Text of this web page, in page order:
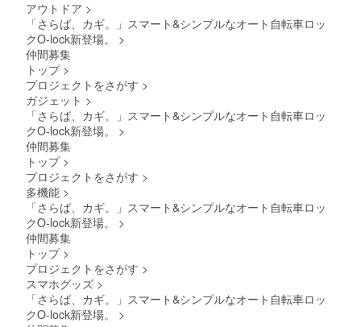
アウトドア >
「さらば、カギ。」スマート&シンプルなオート自転車ロッ
クO-lock新登場。
>
仲間募集
トップ >
プロジェクトをさがす >
ガジェット >
「さらば、カギ。」スマート&シンプルなオート自転車ロッ
クO-lock新登場。
>
仲間募集
トップ >
プロジェクトをさがす >
多機能 >
「さらば、カギ。」スマート&シンプルなオート自転車ロッ
クO-lock新登場。
>
仲間募集
トップ >
プロジェクトをさがす >
スマホグッズ >
「さらば、カギ。」スマート&シンプルなオート自転車ロッ
クO-lock新登場。
>